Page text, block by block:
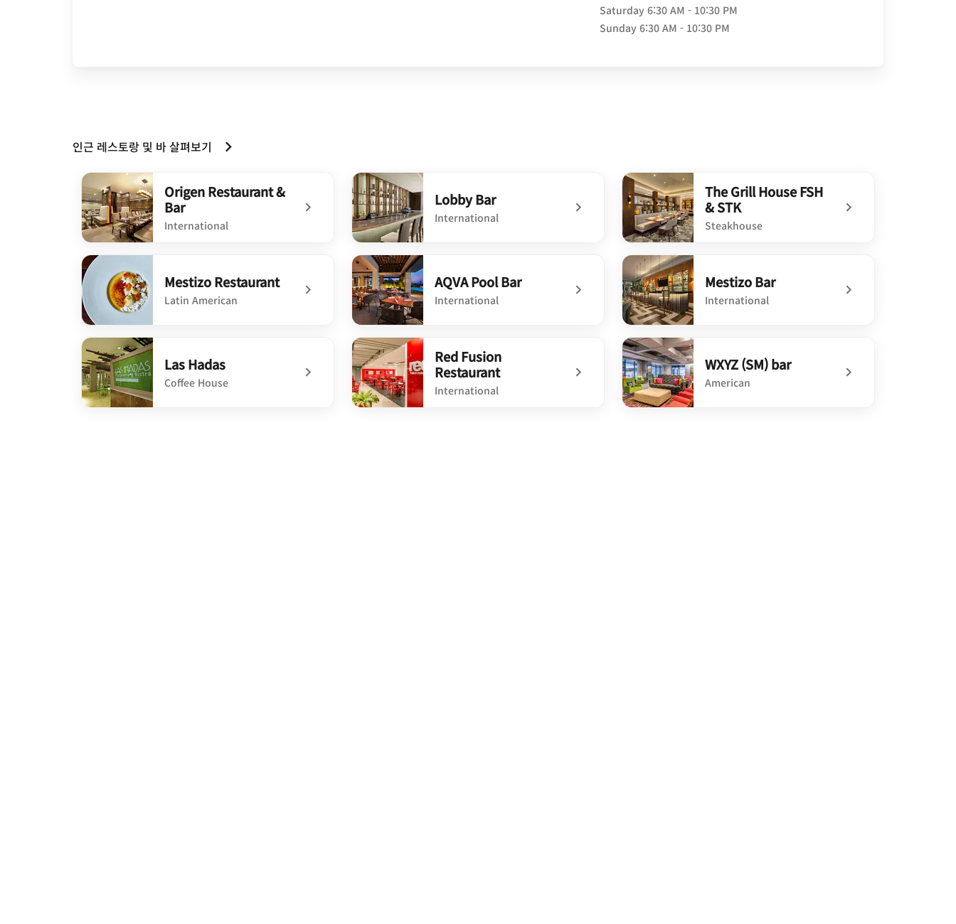
Saturday 6:30 AM - 10:30 PM
Sunday 6:30 AM - 10:30 PM
인근 레스토랑 및 바 살펴보기
Origen Restaurant &
Bar
International
undefined Origen Restaurant & Bar
Lobby Bar
International
undefined Lobby Bar
The Grill House FSH
& STK
Steakhouse
undefined The Grill House FSH & STK
Mestizo Restaurant
Latin American
undefined Mestizo Restaurant
AQVA Pool Bar
International
undefined AQVA Pool Bar
Mestizo Bar
International
undefined Mestizo Bar
Las Hadas
Coffee House
Red Fusion
Restaurant
International
WXYZ (SM) bar
American